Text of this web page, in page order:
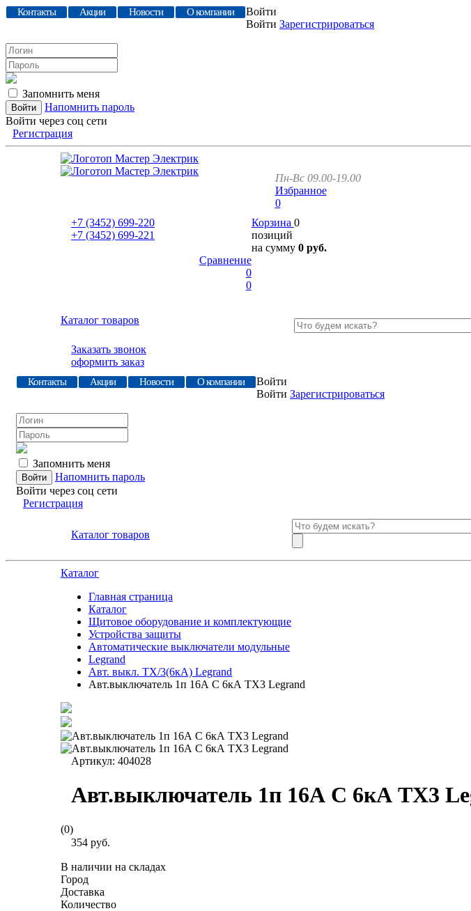
Контакты Акции Новости О компании
Войти
Войти Зарегистрироваться
Запомнить меня
Напомнить пароль
Войти через соц сети
Регистрация
Пн-Вс 09.00-19.00
Избранное
0
+7 (3452) 699-220
+7 (3452) 699-221
Корзина 0
позиций
на сумму 0 руб.
Сравнение
0
0
Каталог товаров
Заказать звонок
оформить заказ
Контакты Акции Новости О компании
Войти
Войти Зарегистрироваться
Запомнить меня
Напомнить пароль
Войти через соц сети
Регистрация
Каталог товаров
Каталог
Главная страница
Каталог
Щитовое оборудование и комплектующие
Устройства защиты
Автоматические выключатели модульные
Legrand
Авт. выкл. TX/3(6кА) Legrand
Авт.выключатель 1п 16А С 6кА TX3 Legrand
Артикул: 404028
Авт.выключатель 1п 16А С 6кА TX3
(0)
354 руб.
В наличии на складах
Город
Доставка
Количество